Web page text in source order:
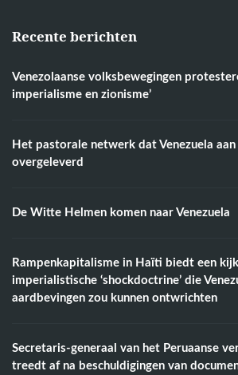
Recente berichten
Venezolaanse volksbewegingen
imperialisme en zionisme’
Het pastorale netwerk dat Venezuela
overgeleverd
De Witte Helmen komen naar Venezuela
Rampenkapitalisme in Haïti biedt een
imperialistische ‘shockdoctrine’ die
aardbevingen zou kunnen ontwrichten
Secretaris-generaal van het Peruaanse
treedt af na beschuldigingen van